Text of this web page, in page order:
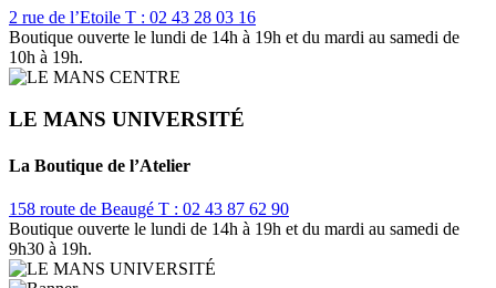
2 rue de l’Etoile T : 02 43 28 03 16
Boutique ouverte le lundi de 14h à 19h et du mardi au samedi de
10h à 19h.
LE MANS UNIVERSITÉ
La Boutique de l’Atelier
158 route de Beaugé T : 02 43 87 62 90
Boutique ouverte le lundi de 14h à 19h et du mardi au samedi de
9h30 à 19h.